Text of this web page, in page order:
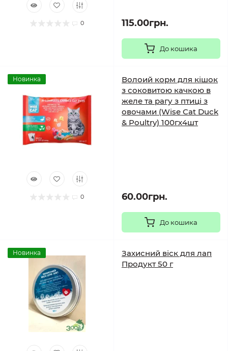
0 115.00грн.
До кошика
Новинка
0
Волоий корм для кішок
з соковитою качкою в
желе та рагу з птиці з
овочами (Wise Cat Duck
& Poultry) 100гх4шт
60.00грн.
До кошика
Новинка
Захисний віск для лап
Продукт 50 г